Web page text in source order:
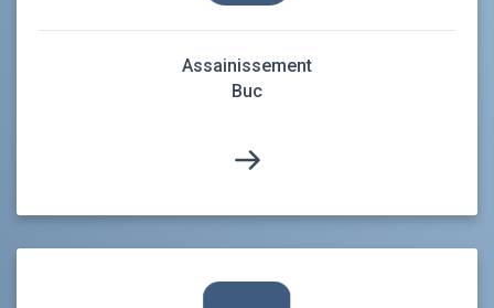
Assainissement
Buc